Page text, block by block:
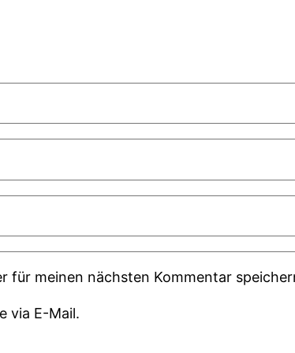
für meinen nächsten Kommentar
via E-Mail.